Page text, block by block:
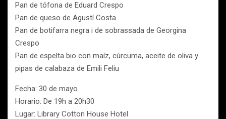
Pan de tófona de Eduard Crespo
Pan de queso de Agustí Costa
Pan de botifarra negra i de sobrassada de Georgina
Crespo
Pan de espelta bio con maíz, cúrcuma, aceite de oliva y
pipas de calabaza de Emili Feliu
Fecha: 30 de mayo
Horario: De 19h a 20h30
Lugar: Library Cotton House Hotel